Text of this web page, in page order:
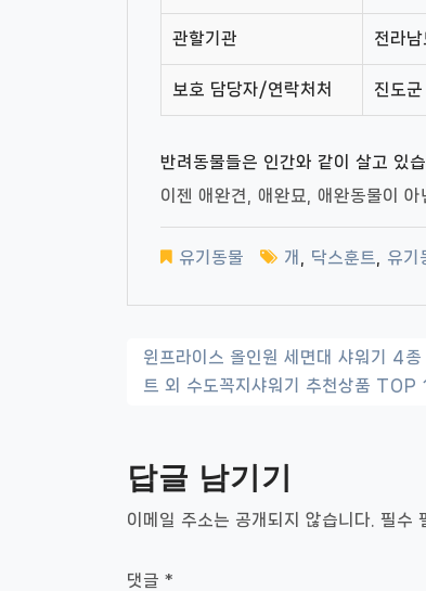
관할기관 전라
보호 담당자/연락처처 진도
반려동물들은 인간와 같이 살고 있
이젠 애완견, 애완묘, 애완동물이
유기동물 개 닥스훈트 유기
글
내
게
이
션
윈프라이스 올인원 세면대 샤워기 4종
트 외 수도꼭지샤워기 추천상품 TOP
답글 남기기
이메일 주소는 공개되지 않습니다. 필수
댓글 *